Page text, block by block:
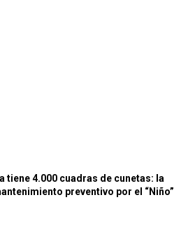
tiene 4.000 cuadras de cunetas: la
preventivo por el “Niño”